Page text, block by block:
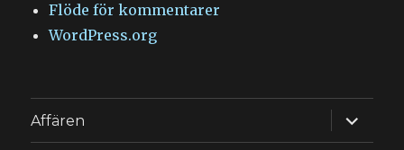
Flöde för kommentarer
WordPress.org
Affären